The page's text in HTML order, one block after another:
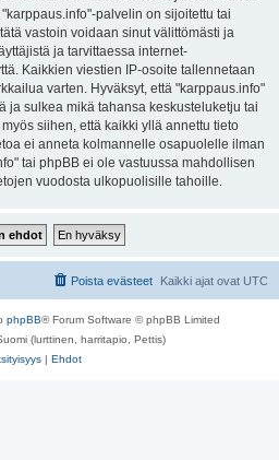
palvelin on sijoitettu tai
vastoin voidaan sinut välittömästi ja
ja tarvittaessa internet-
Kaikkien viestien IP-osoite tallennetaan
varten. Hyväksyt, että "karppaus.info"
ja sulkea mikä tahansa keskusteluketju tai
siihen, että kaikki yllä annettu tieto
ei anneta kolmannelle osapuolelle ilman
tai phpBB ei ole vastuussa mahdollisen
vuodosta ulkopuolisille tahoille.
Kaikki ajat ovat UTC
Poista evästeet
phpBB® Forum Software © phpBB Limited
(lurttinen, harritapio, Pettis)
| Ehdot